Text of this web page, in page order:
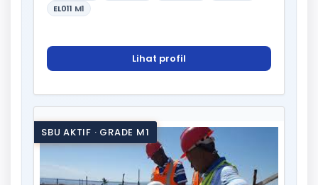
EL011 M1
Lihat profil
SBU AKTIF · GRADE M1